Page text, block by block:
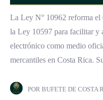
La Ley N° 10962 reforma
la Ley 10597 para facilitar y
electrónico como medio
mercantiles en Costa Rica.
POR BUFETE DE COSTA